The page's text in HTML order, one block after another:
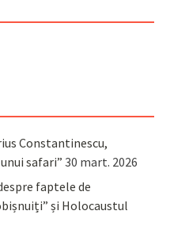
Constantinescu,
safari” 30 mart. 2026
faptele de
și Holocaustul